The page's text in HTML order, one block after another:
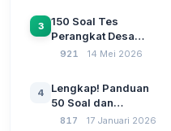
SPP Pencairan
Dana Desa
3
150 Soal Tes
Perangkat Desa
2026: Administrasi
Kebangsaan, dan
Komputer Beserta
Jawaban Paling
921 14 Mei 2026
4
Lengkap! Panduan
50 Soal dan
Jawaban Tes
817 17 Januari 2026